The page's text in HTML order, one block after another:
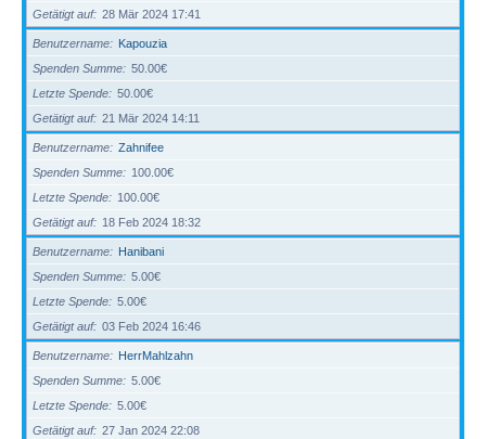
Getätigt auf
28 Mär 2024 17:41
Benutzername
Kapouzia
Spenden Summe
50.00€
Letzte Spende
50.00€
Getätigt auf
21 Mär 2024 14:11
Benutzername
Zahnifee
Spenden Summe
100.00€
Letzte Spende
100.00€
Getätigt auf
18 Feb 2024 18:32
Benutzername
Hanibani
Spenden Summe
5.00€
Letzte Spende
5.00€
Getätigt auf
03 Feb 2024 16:46
Benutzername
HerrMahlzahn
Spenden Summe
5.00€
Letzte Spende
5.00€
Getätigt auf
27 Jan 2024 22:08